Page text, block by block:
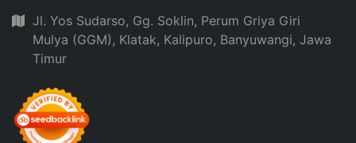
Jl. Yos Sudarso, Gg. Soklin, Perum Griya Giri
Mulya (GGM), Klatak, Kalipuro, Banyuwangi, Jawa
Timur